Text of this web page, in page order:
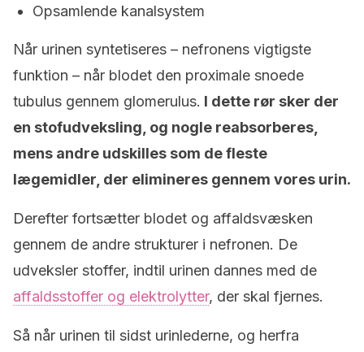
Opsamlende kanalsystem
Når urinen syntetiseres – nefronens vigtigste
funktion – når blodet den proximale snoede
tubulus gennem glomerulus. I dette rør sker der
en stofudveksling, og nogle reabsorberes,
mens andre udskilles som de fleste
lægemidler, der elimineres gennem vores urin.
Derefter fortsætter blodet og affaldsvæsken
gennem de andre strukturer i nefronen. De
udveksler stoffer, indtil urinen dannes med de
affaldsstoffer og elektrolytter, der skal fjernes.
Så når urinen til sidst urinlederne, og herfra